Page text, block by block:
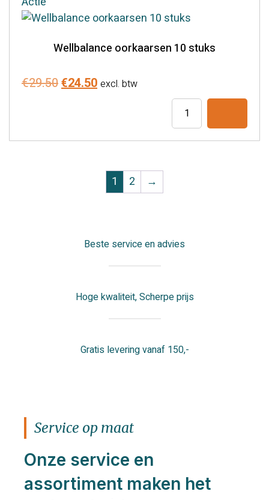
Wellbalance oorkaarsen 10 stuks
€29.50Oorspronkelijke
€29.50.
€24.50Huidige
€24.50.
excl. btw
Wellbalance
oorkaarsen
10
1 2 →
Beste service en advies
Hoge kwaliteit, Scherpe prijs
Gratis levering vanaf 150,-
Service op maat
Onze service en
assortiment maken het